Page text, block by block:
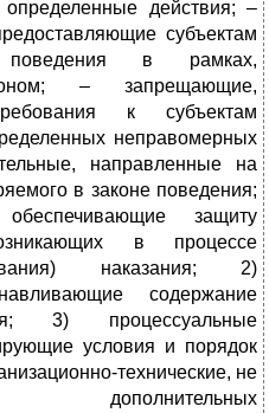
действия; –
субъектам
в рамках,
– запрещающие,
к субъектам
неправомерных
направленные на
в законе поведения;
защиту
в процессе
наказания; 2)
содержание
3) процессуальные
условия и порядок
технические, не
дополнительных